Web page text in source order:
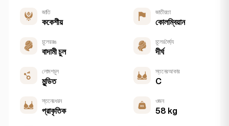
জাতি
ককেশীয়
জাতীয়তা
কোলম্বিয়ান
চুলের রঙ
বাদামী চুল
চুলের দৈর্ঘ্য
দীর্ঘ
লোমশ চুল
মুন্ডিত
স্তনের আকার
C
স্তনের ধরন
প্রাকৃতিক
ওজন
58 kg